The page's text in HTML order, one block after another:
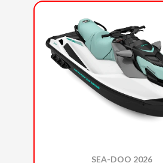
SEA-DOO 2026